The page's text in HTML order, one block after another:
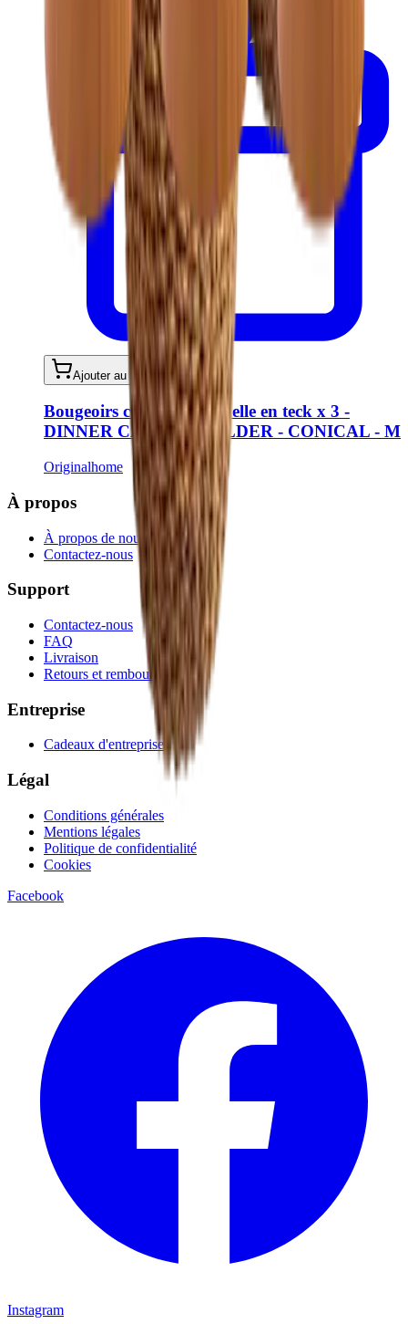
Ajouter au panier
Bougeoirs conique chandelle en teck x 3 -
DINNER CANDLE HOLDER - CONICAL - M
Originalhome
À propos
À propos de nous
Contactez-nous
Support
Contactez-nous
FAQ
Livraison
Retours et remboursements
Entreprise
Cadeaux d'entreprise
Légal
Conditions générales
Mentions légales
Politique de confidentialité
Cookies
Facebook
Instagram